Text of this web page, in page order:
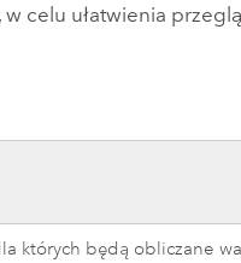
celu ułatwienia
których będą obliczane